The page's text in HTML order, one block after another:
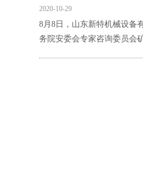
2020-10-29
8月8日，山东新特机械设备
务院安委会专家咨询委员会